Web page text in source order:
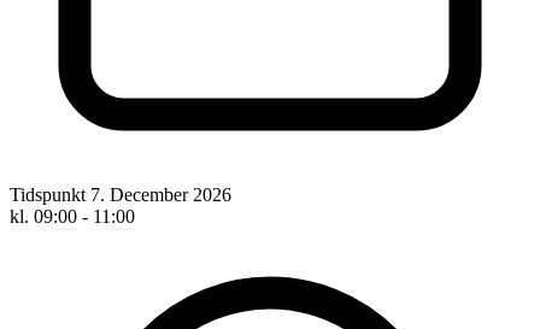
Tidspunkt 7. December 2026
kl. 09:00 - 11:00